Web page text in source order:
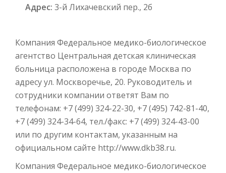
Адрес: 3-й Лихачевский пер., 2б
Компания Федеральное медико-биологическое
агентство Центральная детская клиническая
больница расположена в городе Москва по
адресу ул. Москворечье, 20. Руководитель и
сотрудники компании ответят Вам по
телефонам: +7 (499) 324-22-30, +7 (495) 742-81-40,
+7 (499) 324-34-64, тел./факс: +7 (499) 324-43-00
или по другим контактам, указанным на
официальном сайте http://www.dkb38.ru.
Компания Федеральное медико-биологическое